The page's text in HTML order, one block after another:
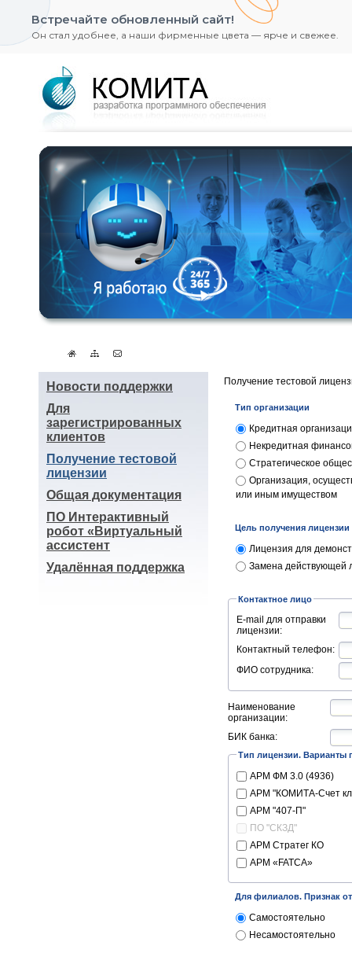
Встречайте обновленный сайт!
Он стал удобнее, а наши фирменные цвета — ярче и свежее.
Новости поддержки
Для
зарегистрированных
клиентов
Получение тестовой
лицензии
Общая документация
ПО Интерактивный
робот «Виртуальный
ассистент
Удалённая поддержка
Получение тестовой
Тип организации
Кредитная
Некредитная
Стратегическое
Организация,
или иным имуществом
Цель получения лицензии
Лицензия для
Замена действующей
Контактное лицо
E-mail для отправки
лицензии:
Контактный телефон:
ФИО сотрудника:
Наименование
организации:
БИК банка:
Тип лицензии. Варианты
АРМ ФМ 3.0 (4936)
АРМ "КОМИТА-Счет
АРМ "407-П"
ПО "СКЗД"
АРМ Стратег КО
АРМ «FATCA»
Для филиалов. Признак
Самостоятельно
Несамостоятельно